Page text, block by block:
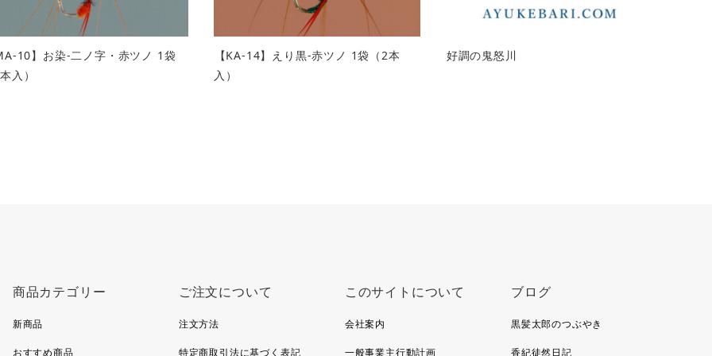
10】お染-二ノ字・赤ツノ 1袋
入）
【KA-14】えり黒-赤ツノ 1袋（2本
入）
好調の鬼怒川
商品カテゴリー
新商品
おすすめ商品
ご注文について
注文方法
特定商取引法に基づく表記
このサイトについて
会社案内
一般事業主行動計画
ブログ
黒髪太郎のつぶやき
香紀徒然日記